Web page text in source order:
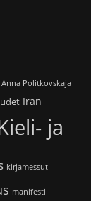
Anna Politkovskaja
Iran
ja
kirjamessut
manifesti